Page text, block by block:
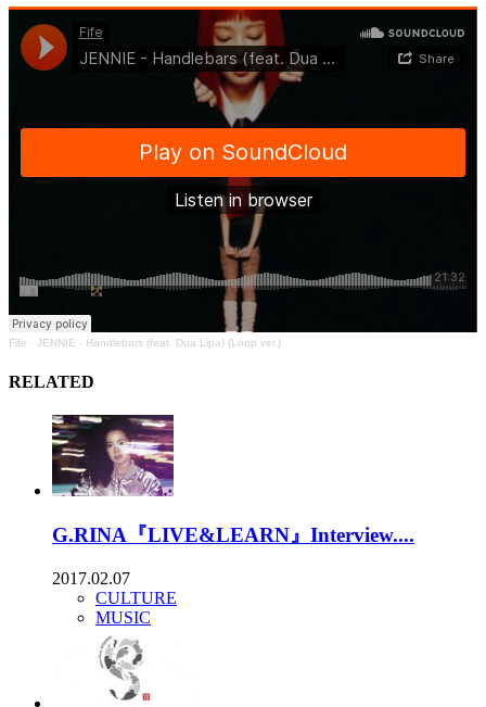
Fife · JENNIE - Handlebars (feat. Dua Lipa) (Loop ver.)
RELATED
G.RINA『LIVE&LEARN』Interview....
2017.02.07
CULTURE
MUSIC